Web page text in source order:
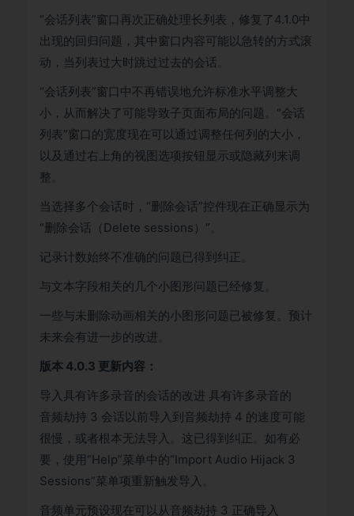
“会话列表”窗口再次正确处理长列表，修复了4.1.0中
出现的回归问题，其中窗口内容可能以急转的方式滚
动，当列表过大时跳过过去的会话。
“会话列表”窗口中不再错误地允许标准水平调整大
小，从而解决了可能导致子页面布局的问题。“会话
列表”窗口的宽度现在可以通过调整任何列的大小，
以及通过右上角的视图选项按钮显示或隐藏列来调
整。
当选择多个会话时，“删除会话”控件现在正确显示为
“删除会话（Delete sessions）”。
记录计数始终不准确的问题已得到纠正。
与文本字段相关的几个小图形问题已经修复。
一些与未删除动画相关的小图形问题已被修复。预计
未来会有进一步的改进。
版本 4.0.3 更新内容：
导入具有许多录音的会话的改进 具有许多录音的
音频劫持 3 会话以前导入到音频劫持 4 的速度可能
很慢，或者根本无法导入。这已得到纠正。如有必
要，使用“Help”菜单中的“Import Audio Hijack 3
Sessions”菜单项重新触发导入。
音频单元预设现在可以从音频劫持 3 正确导入